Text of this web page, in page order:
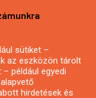
sütiket –
az eszközön tárolt
például egyedi
hirdetések és